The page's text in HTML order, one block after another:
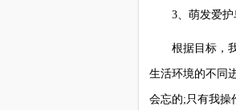
3、萌发爱护
根据目标，我
生活环境的不同
会忘的;只有我操